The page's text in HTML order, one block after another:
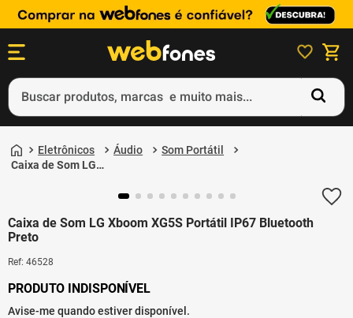
Buscar produtos, marcas e muito mais...
Eletrônicos Áudio
Som Portátil
Caixa de Som LG
Caixa de Som LG Xboom XG5S Portátil IP67 Bluetooth
Preto
Ref: 46528
1º
ps5
3º
ps4
4º